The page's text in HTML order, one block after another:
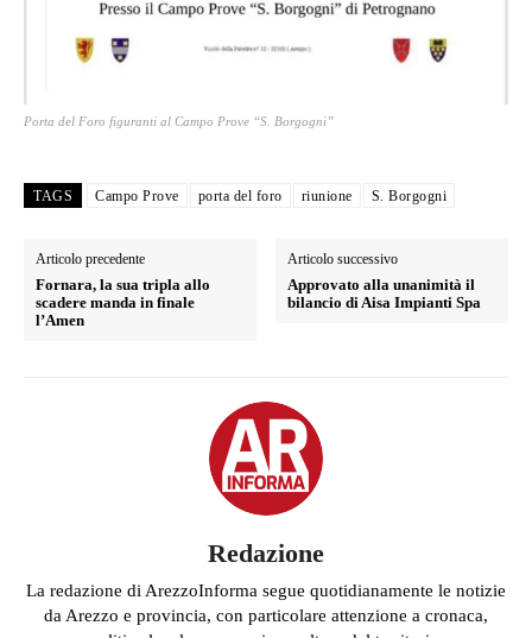
Porta del Foro figuranti al Campo Prove “S. Borgogni”
TAGS Campo Prove porta del foro riunione S. Borgogni
Articolo precedente
Fornara, la sua tripla allo
scadere manda in finale
l’Amen
Articolo successivo
Approvato alla unanimità il
bilancio di Aisa Impianti Spa
Redazione
La redazione di ArezzoInforma segue quotidianamente le notizie
da Arezzo e provincia, con particolare attenzione a cronaca,